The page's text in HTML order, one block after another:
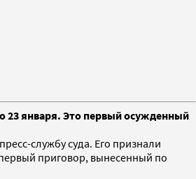
23 января. Это первый осужденный
службу суда. Его признали
приговор, вынесенный по